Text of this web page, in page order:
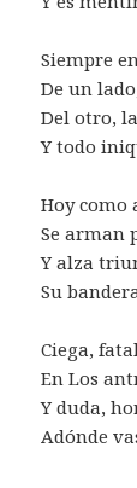
Siempre
De un
Del otro,
Y todo
Hoy como
Se arman
Y alza
Su
Ciega,
En Los
Y duda,
Adónde